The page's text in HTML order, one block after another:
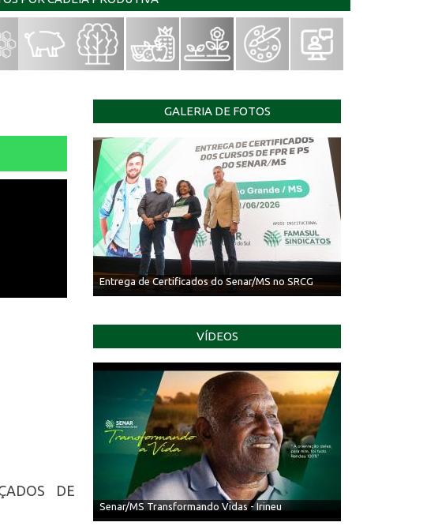
GALERIA DE FOTOS
Entrega de Certificados do Senar/MS no SRCG
VÍDEOS
Senar/MS Transformando Vidas - Irineu
DE